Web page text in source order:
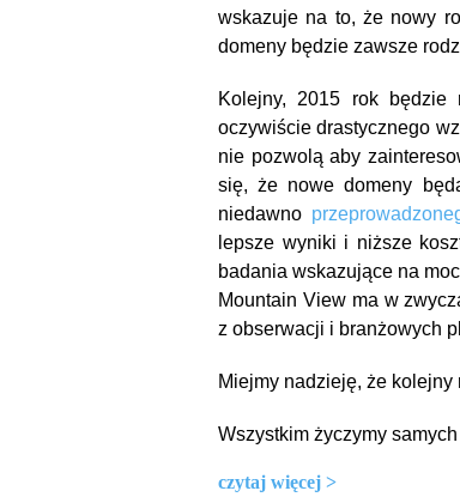
wskazuje na to, że nowy
domeny będzie zawsze
Kolejny, 2015 rok będzie
oczywiście drastycznego
nie pozwolą aby
się, że nowe domeny
niedawno
lepsze wyniki i niższe
badania wskazujące na
Mountain View ma w
z obserwacji i branżowych
Miejmy nadzieję, że
Wszystkim życzymy
czytaj więcej >